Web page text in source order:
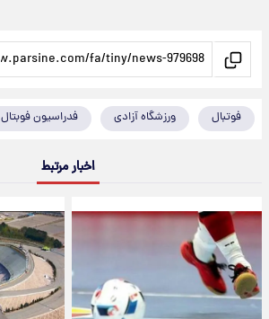
فوتبال ورزشگاه آزادی فدراسیون فوبتال
اخبار مرتبط